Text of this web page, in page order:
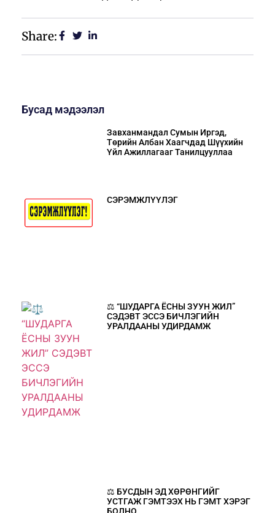
Share:
Бусад мэдээлэл
Завханмандал Сумын Иргэд,
Төрийн Албан Хаагчдад Шүүхийн
Үйл Ажиллагааг Танилцууллаа
СЭРЭМЖЛҮҮЛЭГ
⚖️ “ШУДАРГА ЁСНЫ ЗУУН ЖИЛ”
СЭДЭВТ ЭССЭ БИЧЛЭГИЙН
УРАЛДААНЫ УДИРДАМЖ
⚖️ БУСДЫН ЭД ХӨРӨНГИЙГ
УСТГАЖ ГЭМТЭЭХ НЬ ГЭМТ ХЭРЭГ